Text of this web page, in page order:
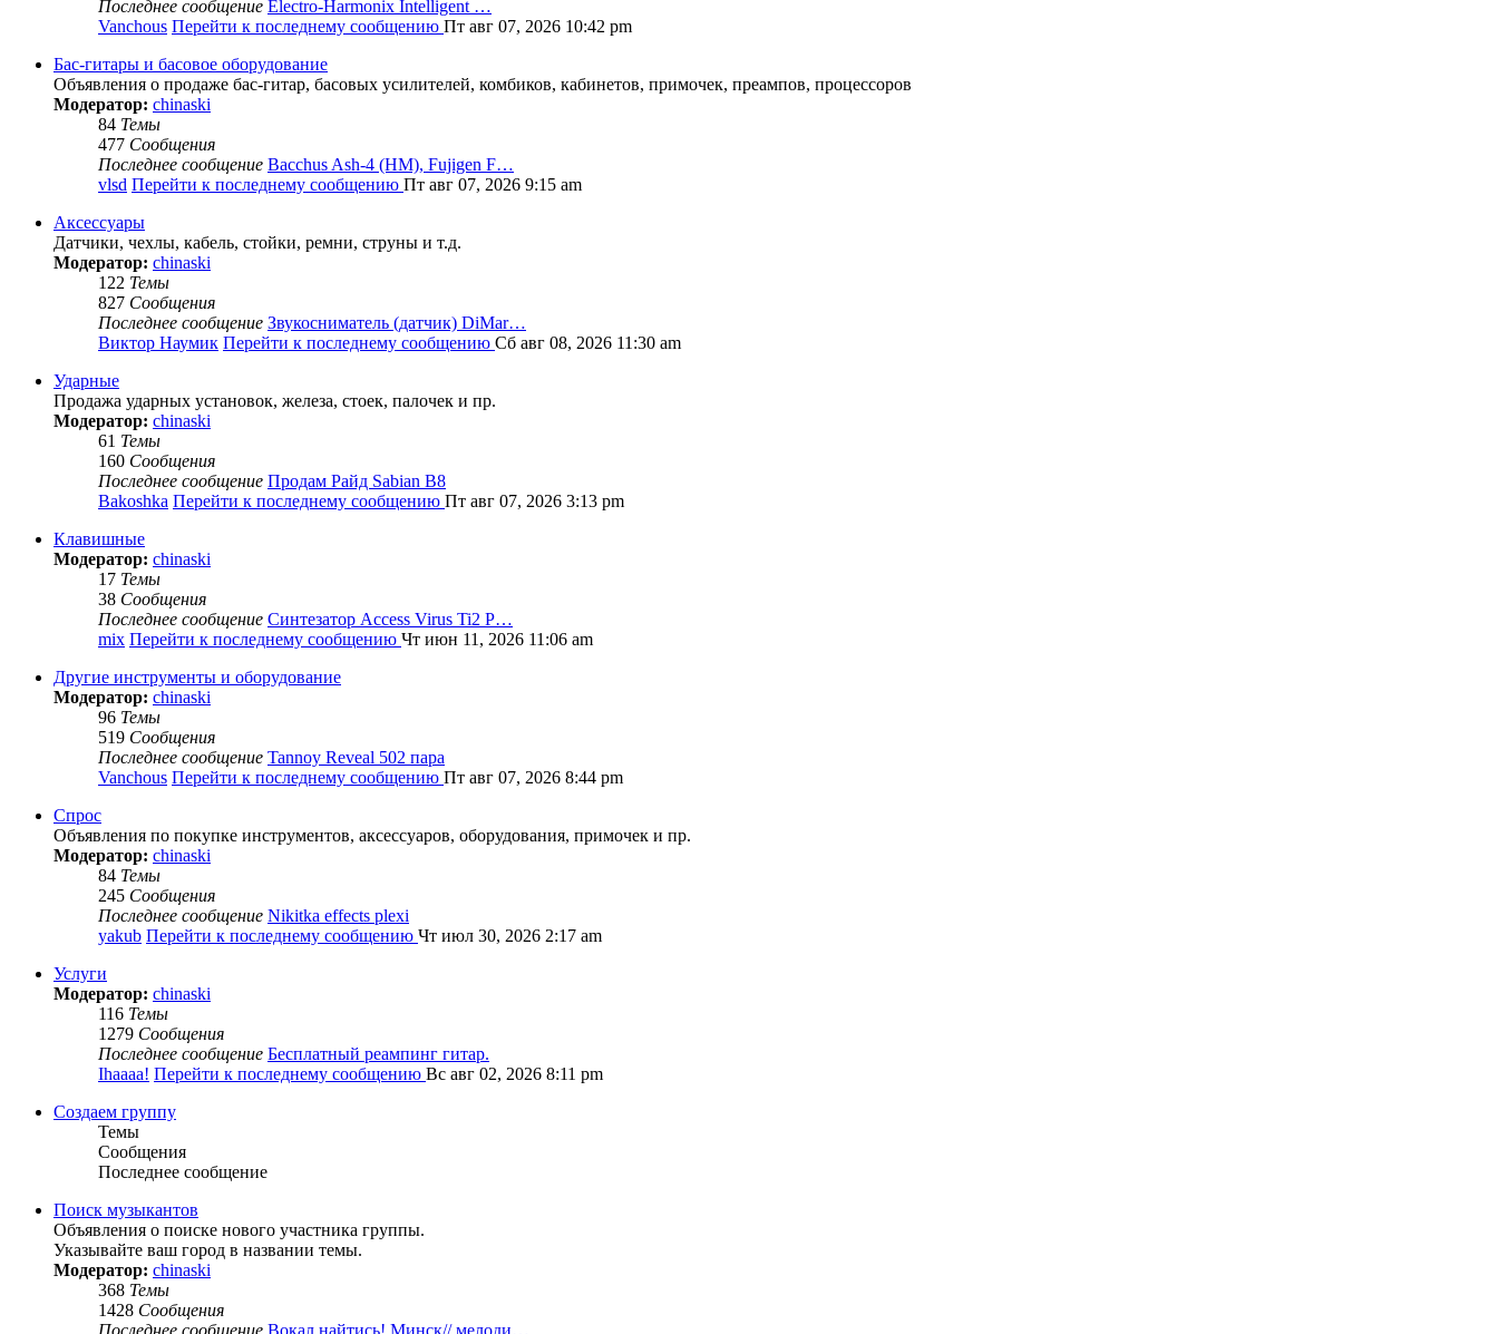
Последнее сообщение Electro-Harmonix Intelligent …
Vanchous Перейти к последнему сообщению Пт авг 07, 2026 10:42 pm
Бас-гитары и басовое оборудование
Объявления о продаже бас-гитар, басовых усилителей, комбиков, кабинетов, примочек, преампов, процессоров
Модератор: chinaski
84 Темы
477 Сообщения
Последнее сообщение Bacchus Ash-4 (HM), Fujigen F…
vlsd Перейти к последнему сообщению Пт авг 07, 2026 9:15 am
Аксессуары
Датчики, чехлы, кабель, стойки, ремни, струны и т.д.
Модератор: chinaski
122 Темы
827 Сообщения
Последнее сообщение Звукосниматель (датчик) DiMar…
Виктор Наумик Перейти к последнему сообщению Сб авг 08, 2026 11:30 am
Ударные
Продажа ударных установок, железа, стоек, палочек и пр.
Модератор: chinaski
61 Темы
160 Сообщения
Последнее сообщение Продам Райд Sabian B8
Bakoshka Перейти к последнему сообщению Пт авг 07, 2026 3:13 pm
Клавишные
Модератор: chinaski
17 Темы
38 Сообщения
Последнее сообщение Синтезатор Access Virus Ti2 P…
mix Перейти к последнему сообщению Чт июн 11, 2026 11:06 am
Другие инструменты и оборудование
Модератор: chinaski
96 Темы
519 Сообщения
Последнее сообщение Tannoy Reveal 502 пара
Vanchous Перейти к последнему сообщению Пт авг 07, 2026 8:44 pm
Спрос
Объявления по покупке инструментов, аксессуаров, оборудования, примочек и пр.
Модератор: chinaski
84 Темы
245 Сообщения
Последнее сообщение Nikitka effects plexi
yakub Перейти к последнему сообщению Чт июл 30, 2026 2:17 am
Услуги
Модератор: chinaski
116 Темы
1279 Сообщения
Последнее сообщение Бесплатный реампинг гитар.
Ihaaaa! Перейти к последнему сообщению Вс авг 02, 2026 8:11 pm
Создаем группу
Темы
Сообщения
Последнее сообщение
Поиск музыкантов
Объявления о поиске нового участника группы.
Указывайте ваш город в названии темы.
Модератор: chinaski
368 Темы
1428 Сообщения